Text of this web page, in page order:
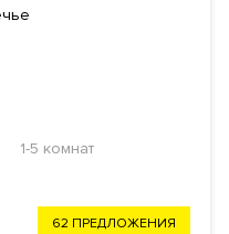
1-5 комнат
62 ПРЕДЛОЖЕНИЯ